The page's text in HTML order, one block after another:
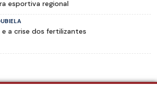
esportiva regional
e a crise dos fertilizantes